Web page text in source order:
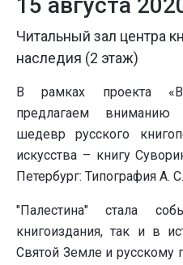
15 августа
Читальный зал центра
наследия (2 этаж)
В рамках проекта
предлагаем вниманию
шедевр русского
искусства – книгу
Петербург: Типография А.
"Палестина" стала
книгоиздания, так и в
Святой Земле и русскому